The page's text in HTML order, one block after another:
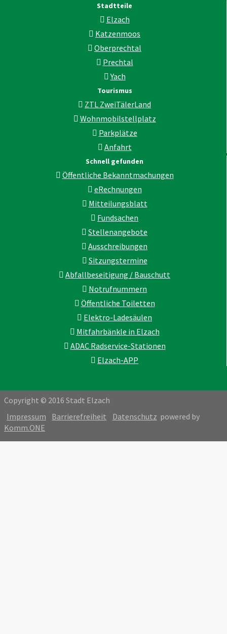
Stadtteile
Elzach
Katzenmoos
Oberprechtal
Prechtal
Yach
Tourismus
ZTL ZweiTälerLand
Wohnmobilstellplatz
Parkplätze
Anfahrt
Schnell gefunden
Öffentliche Bekanntmachungen
eRechnungen
Mitteilungsblatt
Fundsachen
Stellenangebote
Ausschreibungen
Sitzungstermine
Abfallbeseitigung / Bauschutt
Notrufnummern
Öffentliche Toiletten
Elektro-Ladesäulen
Mitfahrbänkle in Elzach
ADAC Radservice-Stationen
Elzach-APP
Copyright © 2016 Stadt Elzach
Impressum
Barrierefreiheit Datenschutz powered by
Komm.ONE